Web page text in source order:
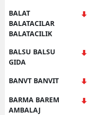
BALAT
BALATACILAR
BALATACILIK
BALSU BALSU
GIDA
BANVT BANVIT
BARMA BAREM
AMBALAJ